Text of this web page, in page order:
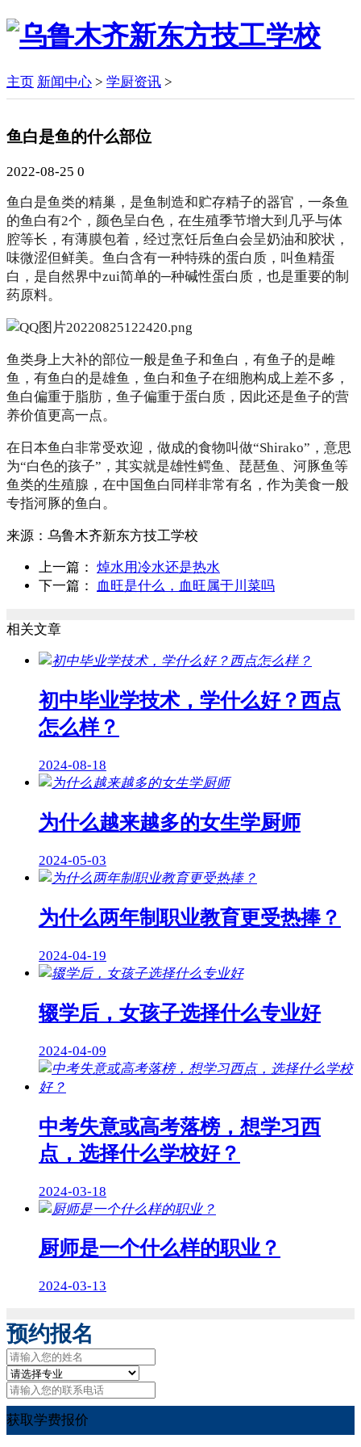
主页 新闻中心 > 学厨资讯 >
鱼白是鱼的什么部位
2022-08-25 0
鱼白是鱼类的精巢，是鱼制造和贮存精子的器官，一条鱼
的鱼白有2个，颜色呈白色，在生殖季节增大到几乎与体
腔等长，有薄膜包着，经过烹饪后鱼白会呈奶油和胶状，
味微涩但鲜美。鱼白含有一种特殊的蛋白质，叫鱼精蛋
白，是自然界中zui简单的─种碱性蛋白质，也是重要的制
药原料。
鱼类身上大补的部位一般是鱼子和鱼白，有鱼子的是雌
鱼，有鱼白的是雄鱼，鱼白和鱼子在细胞构成上差不多，
鱼白偏重于脂肪，鱼子偏重于蛋白质，因此还是鱼子的营
养价值更高一点。
在日本鱼白非常受欢迎，做成的食物叫做“Shirako”，意思
为“白色的孩子”，其实就是雄性鳄鱼、琵琶鱼、河豚鱼等
鱼类的生殖腺，在中国鱼白同样非常有名，作为美食一般
专指河豚的鱼白。
来源： 乌鲁木齐新东方技工学校
上一篇： 焯水用冷水还是热水
下一篇：
血旺是什么，血旺属于川菜吗
相关文章
初中毕业学技术，学什么好？西点
怎么样？
2024-08-18
为什么越来越多的女生学厨师
2024-05-03
为什么两年制职业教育更受热捧？
2024-04-19
辍学后，女孩子选择什么专业好
2024-04-09
中考失意或高考落榜，想学习西
点，选择什么学校好？
2024-03-18
厨师是一个什么样的职业？
2024-03-13
预约报名
获取学费报价